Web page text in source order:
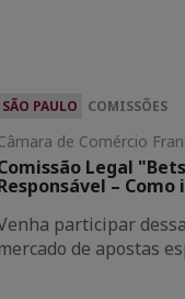
SÃO PAULO COMISSÕES
de Comércio
Legal
–
participar
de apostas